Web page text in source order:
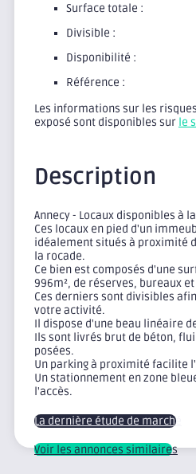
Surface totale :
Divisible :
Disponibilité :
Référence :
Les informations sur les
exposé sont disponibles sur le
Description
Annecy - Locaux disponibles à
Ces locaux en pied d'un
idéalement situés à proximité
la rocade.
Ce bien est composés d'une
996m², de réserves, bureaux
Ces derniers sont divisibles
votre activité.
Il dispose d'une beau linéaire
Ils sont livrés brut de béton,
posées.
Un parking à proximité facilite
Un stationnement en zone
l'accès.
La dernière étude de marché
Voir les annonces similaires